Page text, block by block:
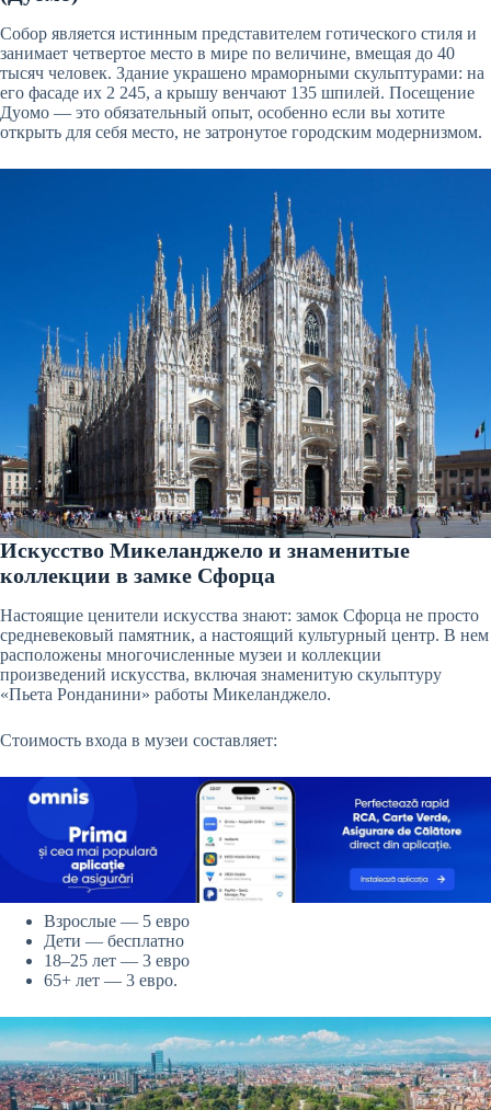
Собор является истинным представителем готического стиля и
занимает четвертое место в мире по величине, вмещая до 40
тысяч человек. Здание украшено мраморными скульптурами: на
его фасаде их 2 245, а крышу венчают 135 шпилей. Посещение
Дуомо — это обязательный опыт, особенно если вы хотите
открыть для себя место, не затронутое городским модернизмом.
Искусство Микеланджело и знаменитые
коллекции в замке Сфорца
Настоящие ценители искусства знают: замок Сфорца не просто
средневековый памятник, а настоящий культурный центр. В нем
расположены многочисленные музеи и коллекции
произведений искусства, включая знаменитую скульптуру
«Пьета Ронданини» работы Микеланджело.
Стоимость входа в музеи составляет:
Взрослые — 5 евро
Дети — бесплатно
18–25 лет — 3 евро
65+ лет — 3 евро.